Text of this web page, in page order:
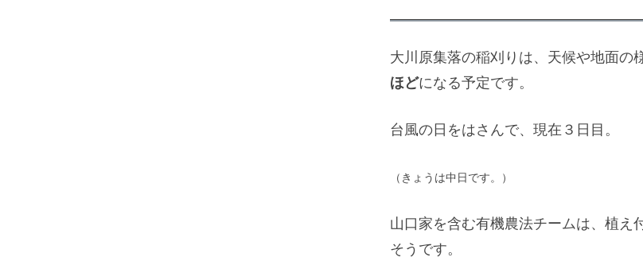
大川原集落の稲刈りは、天候や地面の
ほどになる予定です。
台風の日をはさんで、現在３日目。
（きょうは中日です。）
山口家を含む有機農法チームは、植え
そうです。